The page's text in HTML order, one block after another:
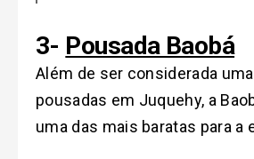
3- Pousada Baobá
Além de ser considerada
pousadas em Juquehy, a
uma das mais baratas para a